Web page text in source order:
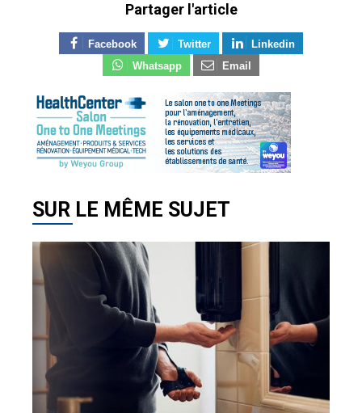
Partager l'article
Facebook Twitter
Linkedin
Whatsapp
Email
SUR LE MÊME SUJET